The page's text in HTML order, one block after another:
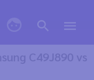
C49J890 vs